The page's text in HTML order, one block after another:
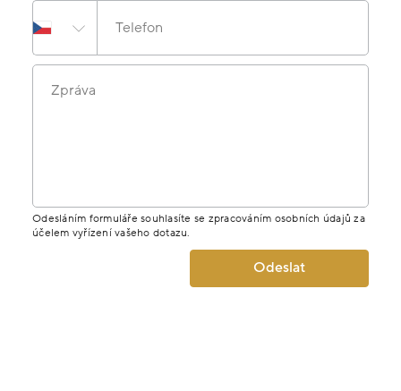
Telefon
Zpráva
Odesláním formuláře souhlasíte se zpracováním osobních údajů za
účelem vyřízení vašeho dotazu.
Odeslat